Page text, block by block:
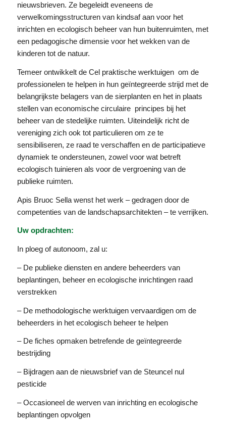
nieuwsbrieven. Ze begeleidt eveneens de
verwelkomingsstructuren van kindsaf aan voor het
inrichten en ecologisch beheer van hun buitenruimten, met
een pedagogische dimensie voor het wekken van de
kinderen tot de natuur.
Temeer ontwikkelt de Cel praktische werktuigen om de
professionelen te helpen in hun geïntegreerde strijd met de
belangrijkste belagers van de sierplanten en het in plaats
stellen van economische circulaire principes bij het
beheer van de stedelijke ruimten. Uiteindelijk richt de
vereniging zich ook tot particulieren om ze te
sensibiliseren, ze raad te verschaffen en de participatieve
dynamiek te ondersteunen, zowel voor wat betreft
ecologisch tuinieren als voor de vergroening van de
publieke ruimten.
Apis Bruoc Sella wenst het werk – gedragen door de
competenties van de landschapsarchitekten – te verrijken.
Uw opdrachten:
In ploeg of autonoom, zal u:
– De publieke diensten en andere beheerders van
beplantingen, beheer en ecologische inrichtingen raad
verstrekken
– De methodologische werktuigen vervaardigen om de
beheerders in het ecologisch beheer te helpen
– De fiches opmaken betrefende de geïntegreerde
bestrijding
– Bijdragen aan de nieuwsbrief van de Steuncel nul
pesticide
– Occasioneel de werven van inrichting en ecologische
beplantingen opvolgen